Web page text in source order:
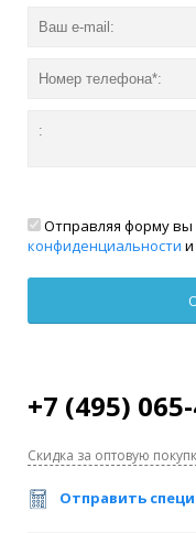
Отправляя форму вы
конфиденциальности и
+7 (495)
Скидка за оптовую
Отправить